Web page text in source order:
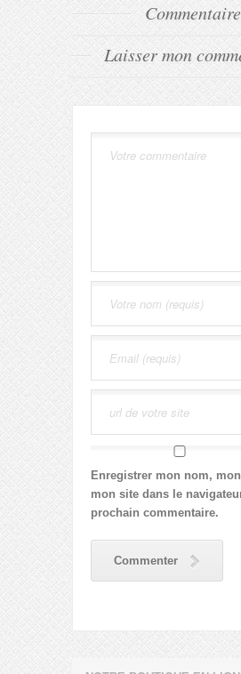
Laisser mon
Enregistrer mon nom,
mon site dans le
prochain commentaire.
Commenter